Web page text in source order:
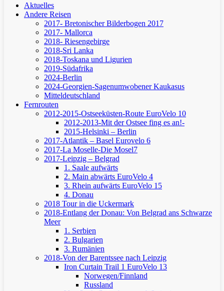
Aktuelles
Andere Reisen
2017- Bretonischer Bilderbogen 2017
2017- Mallorca
2018- Riesengebirge
2018-Sri Lanka
2018-Toskana und Ligurien
2019-Südafrika
2024-Berlin
2024-Georgien-Sagenumwobener Kaukasus
Mitteldeutschland
Fernrouten
2012-2015-Ostseeküsten-Route EuroVelo 10
2012-2013-Mit der Ostsee fing es an!-
2015-Helsinki – Berlin
2017-Atlantik – Basel Eurovelo 6
2017-La Moselle-Die Mosel7
2017-Leipzig – Belgrad
1. Saale aufwärts
2. Main abwärts EuroVelo 4
3. Rhein aufwärts EuroVelo 15
4. Donau
2018 Tour in die Uckermark
2018-Entlang der Donau: Von Belgrad ans Schwarze
Meer
1. Serbien
2. Bulgarien
3. Rumänien
2018-Von der Barentssee nach Leipzig
Iron Curtain Trail 1 EuroVelo 13
Norwegen/Finnland
Russland